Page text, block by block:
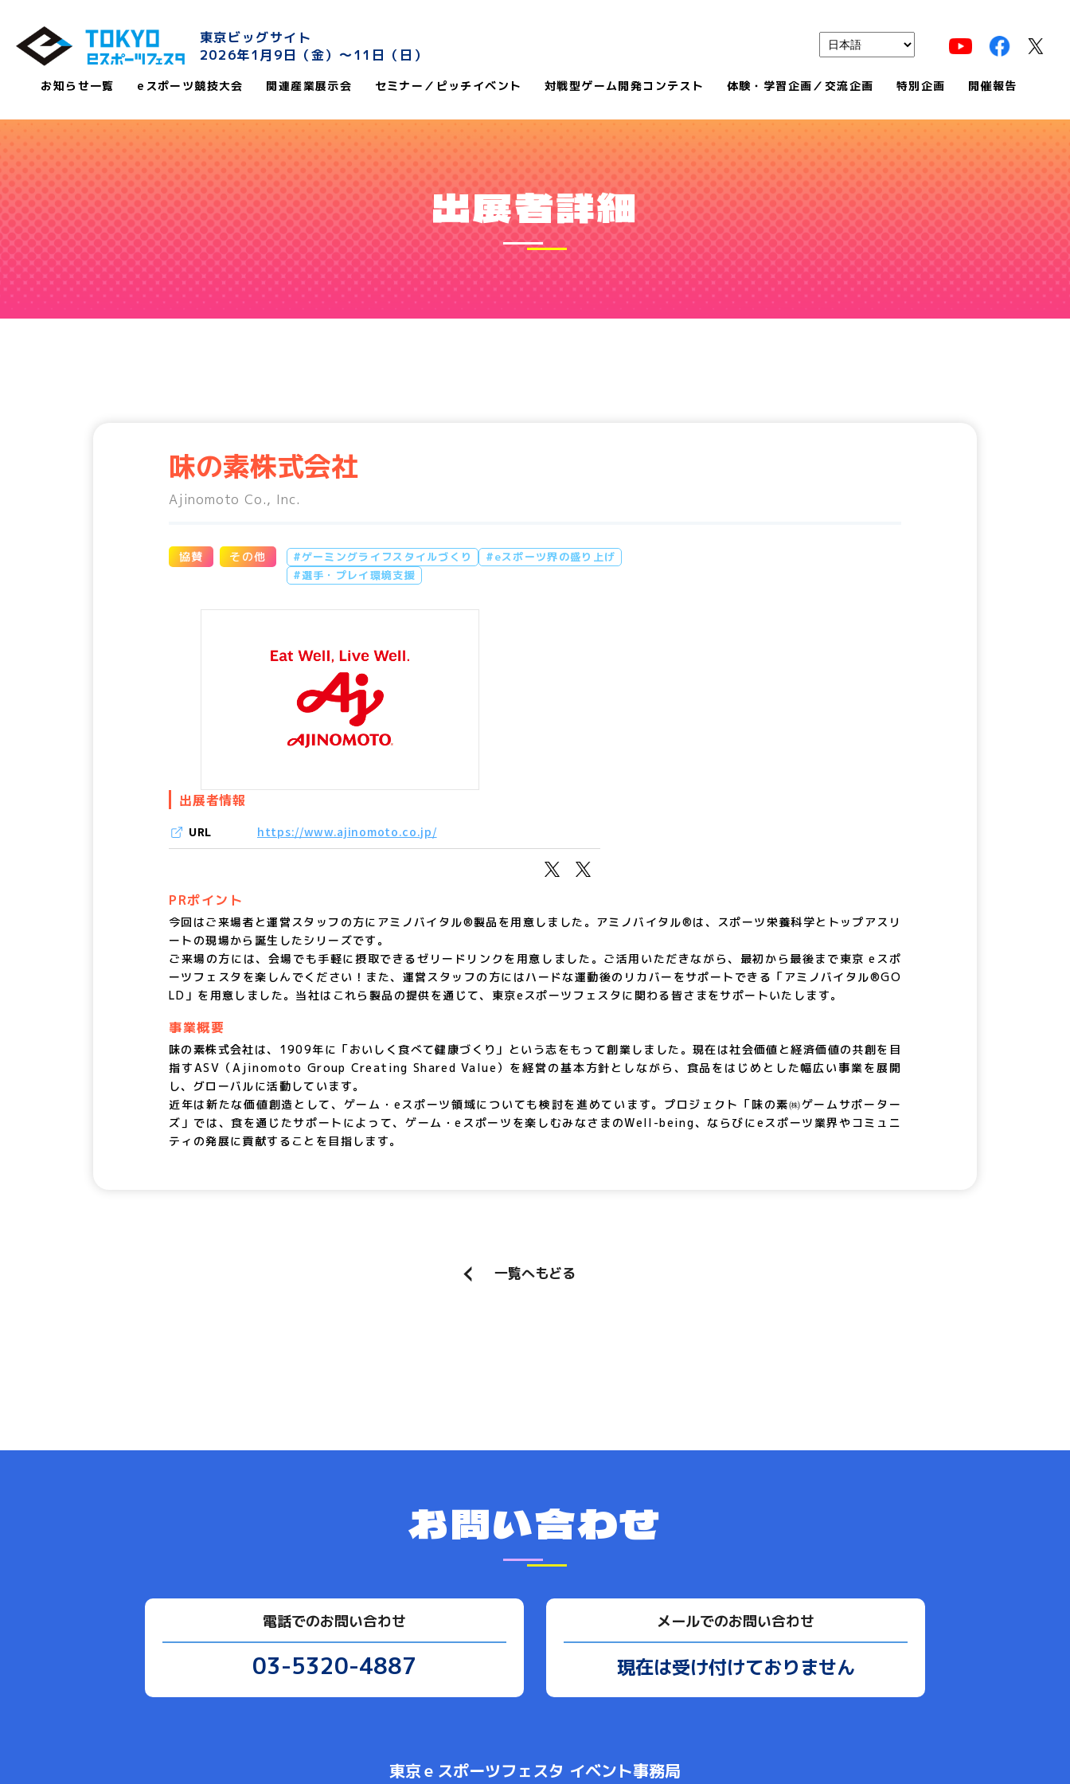
東京ビッグサイト
2026年1月9日（金）〜11日（日）
お知らせ一覧 eスポーツ競技大会 関連産業展示会 セミナー／ピッチイベント 対戦型ゲーム開発コンテスト 体験・学習企画／交流企画 特別企画 開催報告
出展者詳細
味の素株式会社
Ajinomoto Co., Inc.
協賛 その他 #ゲーミングライフスタイルづくり
#eスポーツ界の盛り上げ
#選手・プレイ環境支援
出展者情報
URL https://www.ajinomoto.co.jp/
PRポイント
今回はご来場者と運営スタッフの方にアミノバイタル®製品を用意しました。アミノバイタル®は、スポーツ栄養科学とトップアスリ
ートの現場から誕生したシリーズです。
ご来場の方には、会場でも手軽に摂取できるゼリードリンクを用意しました。ご活用いただきながら、最初から最後まで東京 eスポ
ーツフェスタを楽しんでください！また、運営スタッフの方にはハードな運動後のリカバーをサポートできる「アミノバイタル®GO
LD」を用意しました。当社はこれら製品の提供を通じて、東京eスポーツフェスタに関わる皆さまをサポートいたします。
事業概要
味の素株式会社は、1909年に「おいしく食べて健康づくり」という志をもって創業しました。現在は社会価値と経済価値の共創を目
指すASV（Ajinomoto Group Creating Shared Value）を経営の基本方針としながら、食品をはじめとした幅広い事業を展開
し、グローバルに活動しています。
近年は新たな価値創造として、ゲーム・eスポーツ領域についても検討を進めています。プロジェクト「味の素㈱ゲームサポーター
ズ」では、食を通じたサポートによって、ゲーム・eスポーツを楽しむみなさまのWell-being、ならびにeスポーツ業界やコミュニ
ティの発展に貢献することを目指します。
一覧へもどる
お問い合わせ
電話でのお問い合わせ
03-5320-4887
メールでのお問い合わせ
現在は受け付けておりません
東京ｅスポーツフェスタ イベント事務局